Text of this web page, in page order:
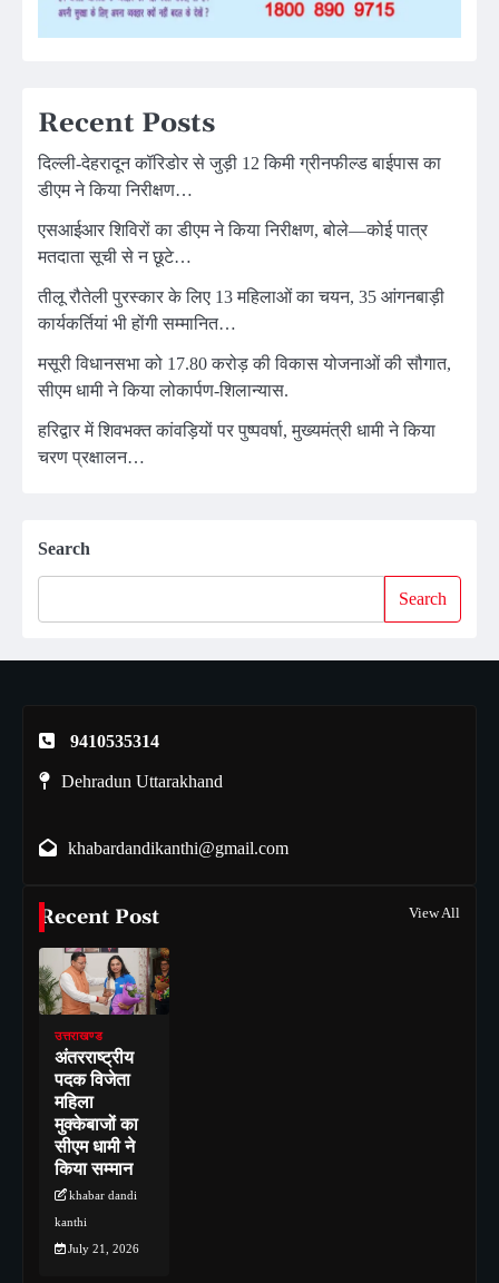
Recent Posts
दिल्ली-देहरादून कॉरिडोर से जुड़ी 12 किमी ग्रीनफील्ड बाईपास का
डीएम ने किया निरीक्षण…
एसआईआर शिविरों का डीएम ने किया निरीक्षण, बोले—कोई पात्र
मतदाता सूची से न छूटे…
तीलू रौतेली पुरस्कार के लिए 13 महिलाओं का चयन, 35 आंगनबाड़ी
कार्यकर्तियां भी होंगी सम्मानित…
मसूरी विधानसभा को 17.80 करोड़ की विकास योजनाओं की सौगात,
सीएम धामी ने किया लोकार्पण-शिलान्यास.
हरिद्वार में शिवभक्त कांवड़ियों पर पुष्पवर्षा, मुख्यमंत्री धामी ने किया
चरण प्रक्षालन…
Search
Search
9410535314
Dehradun Uttarakhand
khabardandikanthi@gmail.com
Recent Post View All
उत्तराखण्ड
अंतरराष्ट्रीय
पदक विजेता
महिला
मुक्केबाजों का
सीएम धामी ने
किया सम्मान
khabar dandi
kanthi
July 21, 2026